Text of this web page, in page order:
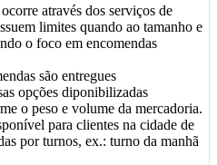
ocorre através dos serviços de
limites quando ao tamanho e
o foco em encomendas
são entregues
opções diponibilizadas
o peso e volume da mercadoria.
para clientes na cidade de
por turnos, ex.: turno da manhã